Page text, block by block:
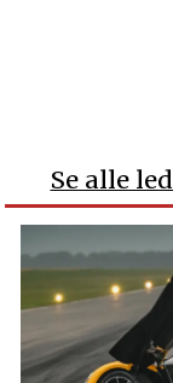
Se alle